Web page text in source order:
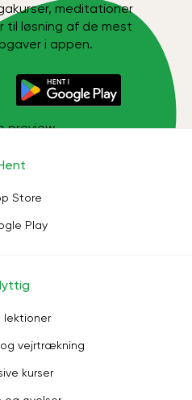
meditationer
til løsning af de mest
i appen.
Store
Play
lektioner
vejrtrækning
kurser